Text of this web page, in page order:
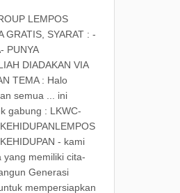
LEMPOS
GRATIS, SYARAT : -
PUNYA
DIADAKAN VIA
TEMA : Halo
semua ... ini
gabung : LKWC-
- kami
yang memiliki cita-
Generasi
mempersiapkan